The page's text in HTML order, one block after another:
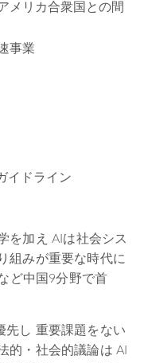
メリカ合衆国との間
事業
イドライン
を加え AIは社会シス
組みが重要な時代に
ど中国9分野で首
先し 重要課題をない
的・社会的議論は AI